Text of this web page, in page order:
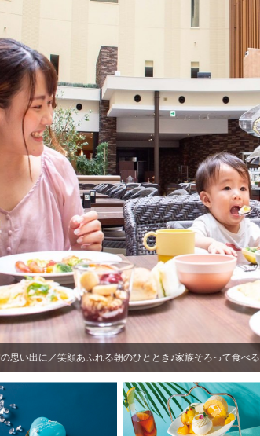
る朝のひととき♪家族そろって食べるホテルの朝食は旅の